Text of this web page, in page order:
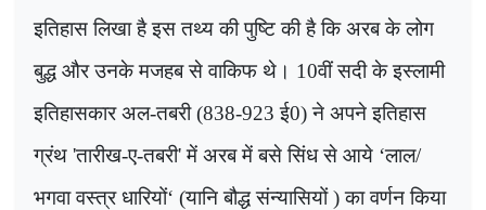
इतिहास लिखा है इस तथ्य की पुष्टि की है कि अरब के लोग
बुद्ध और उनके मजहब से वाकिफ थे। 10वीं सदी के इस्लामी
इतिहासकार अल-तबरी (838-923 ई0)ने अपने इतिहास
ग्रंथ 'तारीख-ए-तबरी'में अरब में बसे सिंध से आये ‘लाल/
भगवा वस्त्र धारियों‘ (यानि बौद्ध संन्यासियों ) का वर्णन किया